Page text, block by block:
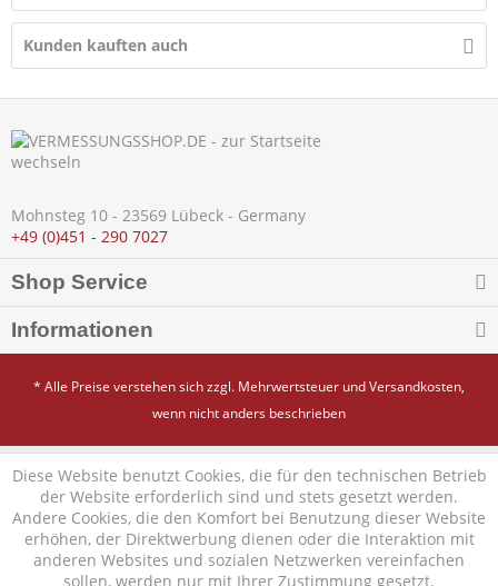
Kunden kauften auch
Mohnsteg 10 - 23569 Lübeck - Germany
+49 (0)451 - 290 7027
Shop Service
Informationen
* Alle Preise verstehen sich zzgl. Mehrwertsteuer undVersandkosten,
wenn nicht anders beschrieben
Diese Website benutzt Cookies, die für den technischen Betrieb
der Website erforderlich sind und stets gesetzt werden.
Andere Cookies, die den Komfort bei Benutzung dieser Website
erhöhen, der Direktwerbung dienen oder die Interaktion mit
anderen Websites und sozialen Netzwerken vereinfachen
sollen, werden nur mit Ihrer Zustimmung gesetzt.